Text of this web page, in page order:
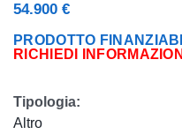
54.900 €
PRODOTTO
RICHIEDI INFORMAZIONI
Tipologia:
Altro